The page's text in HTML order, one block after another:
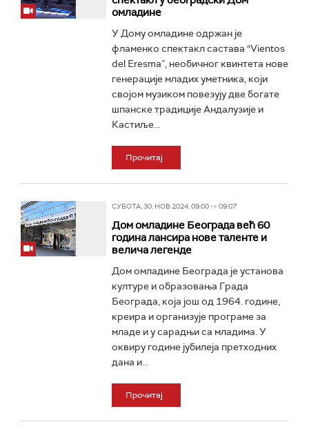
омладине
У Дому омладине одржан је
фламенко спектакл састава “Vientos
del Eresma”, необичног квинтета нове
генерације младих уметника, који
својом музиком повезују две богате
шпанске традиције Андалузије и
Кастиље...
Прочитај
СУБОТА, 30. НОВ 2024, 09:00 -> 09:07
Дом омладине Београда већ 60
година лансира нове таленте и
велича легенде
Дом омладине Београда је установа
културе и образовања Града
Београда, која још од 1964. године,
креира и организује програме за
младе и у сарадњи са младима. У
оквиру године јубилеја претходних
дана и...
Прочитај